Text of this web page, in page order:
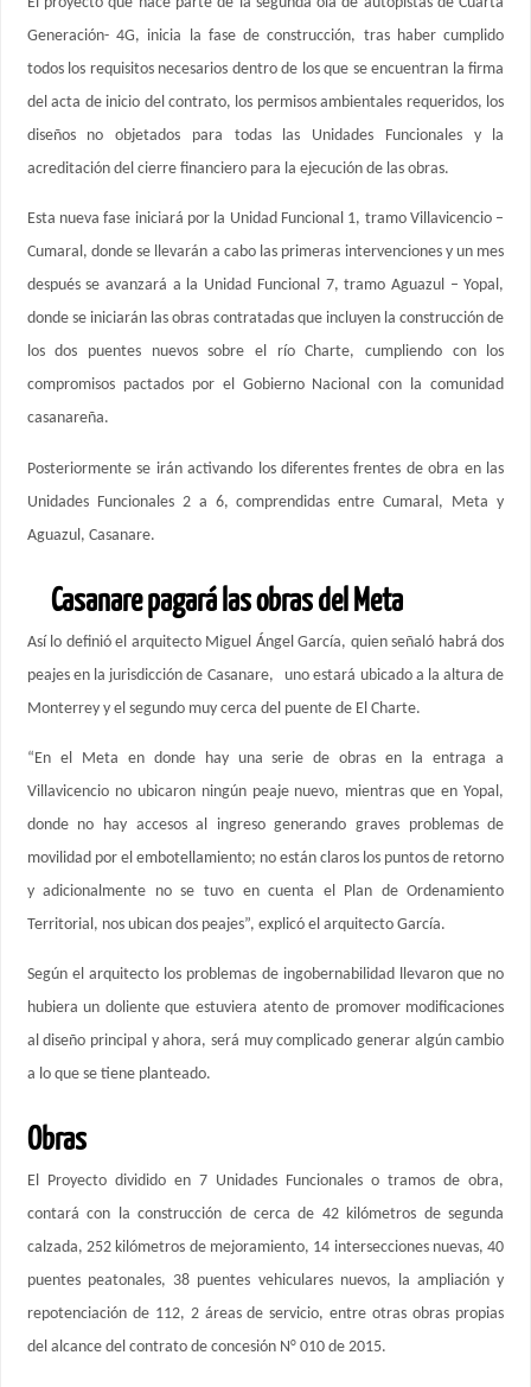
Generación- 4G, inicia la fase de construcción, tras haber cumplido
todos los requisitos necesarios dentro de los que se encuentran la firma
del acta de inicio del contrato, los permisos ambientales requeridos, los
diseños no objetados para todas las Unidades Funcionales y la
acreditación del cierre financiero para la ejecución de las obras.
Esta nueva fase iniciará por la Unidad Funcional 1, tramo Villavicencio –
Cumaral, donde se llevarán a cabo las primeras intervenciones y un mes
después se avanzará a la Unidad Funcional 7, tramo Aguazul – Yopal,
donde se iniciarán las obras contratadas que incluyen la construcción de
los dos puentes nuevos sobre el río Charte, cumpliendo con los
compromisos pactados por el Gobierno Nacional con la comunidad
casanareña.
Posteriormente se irán activando los diferentes frentes de obra en las
Unidades Funcionales 2 a 6, comprendidas entre Cumaral, Meta y
Aguazul, Casanare.
Casanare pagará las obras del Meta
Así lo definió el arquitecto Miguel Ángel García, quien señaló habrá dos
peajes en la jurisdicción de Casanare, uno estará ubicado a la altura de
Monterrey y el segundo muy cerca del puente de El Charte.
“En el Meta en donde hay una serie de obras en la entraga a
Villavicencio no ubicaron ningún peaje nuevo, mientras que en Yopal,
donde no hay accesos al ingreso generando graves problemas de
movilidad por el embotellamiento; no están claros los puntos de retorno
y adicionalmente no se tuvo en cuenta el Plan de Ordenamiento
Territorial, nos ubican dos peajes”, explicó el arquitecto García.
Según el arquitecto los problemas de ingobernabilidad llevaron que no
hubiera un doliente que estuviera atento de promover modificaciones
al diseño principal y ahora, será muy complicado generar algún cambio
a lo que se tiene planteado.
Obras
El Proyecto dividido en 7 Unidades Funcionales o tramos de obra,
contará con la construcción de cerca de 42 kilómetros de segunda
calzada, 252 kilómetros de mejoramiento, 14 intersecciones nuevas, 40
puentes peatonales, 38 puentes vehiculares nuevos, la ampliación y
repotenciación de 112, 2 áreas de servicio, entre otras obras propias
del alcance del contrato de concesión N° 010 de 2015.